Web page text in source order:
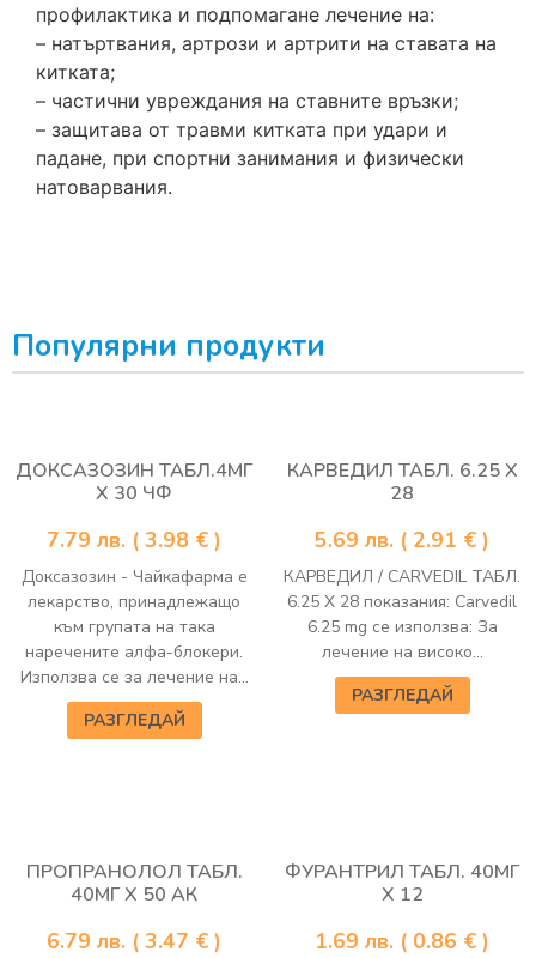
профилактика и подпомагане лечение на:
– натъртвания, артрози и артрити на ставата на
китката;
– частични увреждания на ставните връзки;
– защитава от травми китката при удари и
падане, при спортни занимания и физически
натоварвания.
Популярни продукти
ДОКСАЗОЗИН ТАБЛ.4МГ
Х 30 ЧФ
7.79 лв. ( 3.98 € )
Доксазозин - Чайкафарма е
лекарство, принадлежащо
към групата на така
наречените алфа-блокери.
Използва се за лечение на...
РАЗГЛЕДАЙ
КАРВЕДИЛ ТАБЛ. 6.25 Х
28
5.69 лв. ( 2.91 € )
КАРВЕДИЛ / CARVEDIL ТАБЛ.
6.25 Х 28 показания: Carvedil
6.25 mg се използва: За
лечение на високо...
РАЗГЛЕДАЙ
ПРОПРАНОЛОЛ ТАБЛ.
40МГ Х 50 АК
6.79 лв. ( 3.47 € )
ФУРАНТРИЛ ТАБЛ. 40МГ
Х 12
1.69 лв. ( 0.86 € )